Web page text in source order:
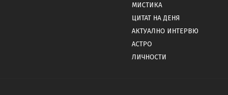
МИСТИКА
ЦИТАТ НА ДЕНЯ
АКТУАЛНО ИНТЕРВЮ
АСТРО
ЛИЧНОСТИ